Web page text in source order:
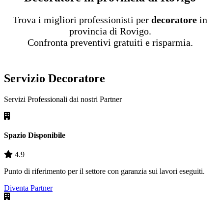
Trova i migliori professionisti per decoratore in
provincia di Rovigo.
Confronta preventivi gratuiti e risparmia.
Servizio Decoratore
Servizi Professionali dai nostri Partner
Spazio Disponibile
4.9
Punto di riferimento per il settore con garanzia sui lavori eseguiti.
Diventa Partner